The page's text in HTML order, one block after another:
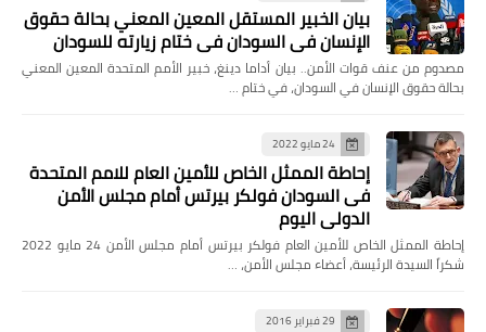
بيان الخبير المستقل المعين المعني بحالة حقوق
الإنسان في السودان في ختام زيارته للسودان
مصدوم من عنف قوات الأمن.. بيان أداما دينغ، خبير الأمم المتحدة المعين المعني
بحالة حقوق الإنسان في السودان، في ختام …
24 مايو 2022
إحاطة الممثل الخاص للأمين العام للامم المتحدة
فى السودان فولكر بيرتس أمام مجلس الأمن
الدولي اليوم
إحاطة الممثل الخاص للأمين العام فولكر بيرتس أمام مجلس الأمن 24 مايو 2022
شكراً السيدة الرئيسة، أعضاء مجلس الأمن، …
29 فبراير 2016